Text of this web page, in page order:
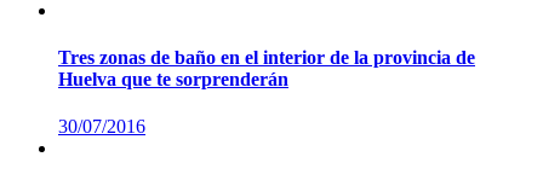
Tres zonas de baño en el interior de la provincia de
Huelva que te sorprenderán
Posted
30/07/2016